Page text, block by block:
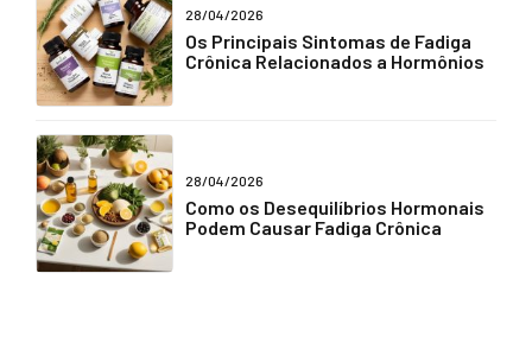
28/04/2026
Os Principais Sintomas de Fadiga
Crônica Relacionados a Hormônios
28/04/2026
Como os Desequilíbrios Hormonais
Podem Causar Fadiga Crônica